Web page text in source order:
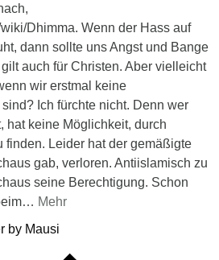
Dhimma. Wenn der Hass auf
dann sollte uns Angst und Bange
auch für Christen. Aber vielleicht
wir erstmal keine
Ich fürchte nicht. Denn wer
hat keine Möglichkeit, durch
finden. Leider hat der gemäßigte
gab, verloren. Antiislamisch zu
seine Berechtigung. Schon
… Mehr
by Mausi